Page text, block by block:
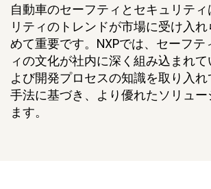
自動車のセーフティとセキュリテ
リティのトレンドが市場に受け入
めて重要です。NXPでは、セーフテ
ィの文化が社内に深く組み込まれ
よび開発プロセスの知識を取り入
手法に基づき、より優れたソリュ
ます。